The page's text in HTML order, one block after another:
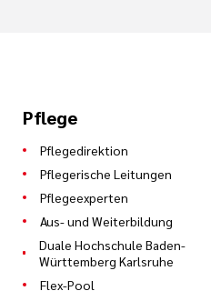
Pflege
Pflegedirektion
Pflegerische Leitungen
Pflegeexperten
Aus- und Weiterbildung
Duale Hochschule Baden-
Württemberg Karlsruhe
Flex-Pool